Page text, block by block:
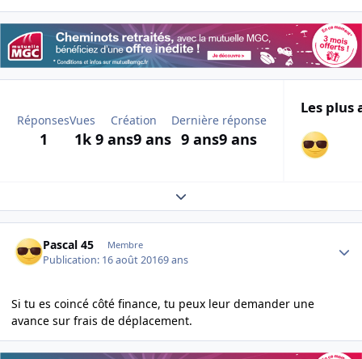
Réponses
1
Vues
1k
Création
9 ans9 ans
Dernière réponse
9 ans9 ans
Les plus
Expand topic overview
Pascal 45 Membre
Publication: 16 août 20169 ans
Si tu es coincé côté finance, tu peux leur demander une
avance sur frais de déplacement.